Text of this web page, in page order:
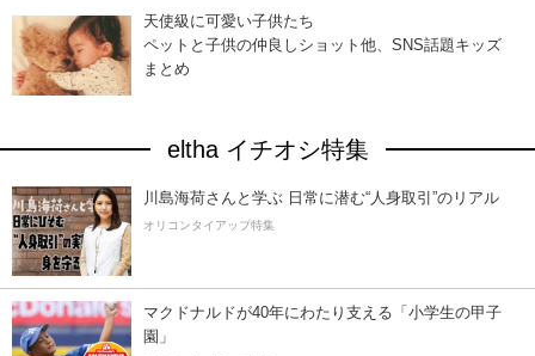
天使級に可愛い子供たち
ペットと子供の仲良しショット他、SNS話題キッズ
まとめ
eltha イチオシ特集
川島海荷さんと学ぶ 日常に潜む“人身取引”のリアル
オリコンタイアップ特集
マクドナルドが40年にわたり支える「小学生の甲子
園」